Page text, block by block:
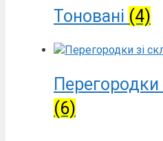
Тоновані (4)
Перегородки
(6)